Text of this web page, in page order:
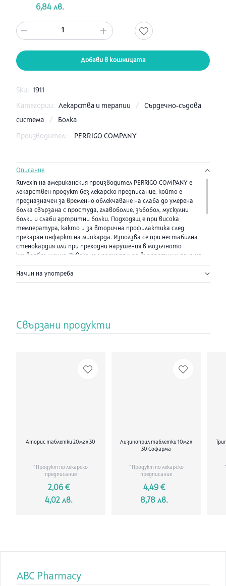
6,84 лв.
1
Добави в кошницата
Sku: 1911
Категории: Лекарства и терапии /
Сърдечно-съдова
система
/ Болка
Производител: PERRIGO COMPANY
Описание
Ruvexin на американския производител PERRIGO COMPANY е
лекарствен продукт без лекарско предписание, който е
предназначен за временно облекчаване на слаба до умерена
болка свързана с простуда, главоболие, зъбобол, мускулни
болки и слаби артритни болки. Подходящ е при висока
температура, както и за вторична профилактика след
прекаран инфаркт на миокарда. Използва се при нестабилна
стенокардия или при преходни нарушения в мозъчното
кръвообръщение. Рувексин е подходящ за възрастни и деца на
16 години. Предлага се в опаковка от 100 таблетки.
Състав:
Помощни вещества: хипромелоза,триацетин, калциев
хидроген фосфат дихидрат, царевично нишесте, талк.
Начин на употреба
Свързани продукти
Аторис таблетки 20мг х 30
* Продукт по лекарско
предписание
2,06 €
4,02 лв.
Лизиноприл таблетки 10мг x
30 Софарма
* Продукт по лекарско
предписание
4,49 €
8,78 лв.
ABC Pharmacy